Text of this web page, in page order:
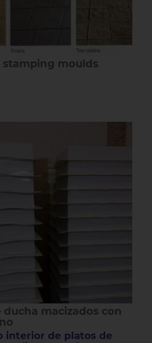
stamping moulds
ducha macizados con
interior de platos de